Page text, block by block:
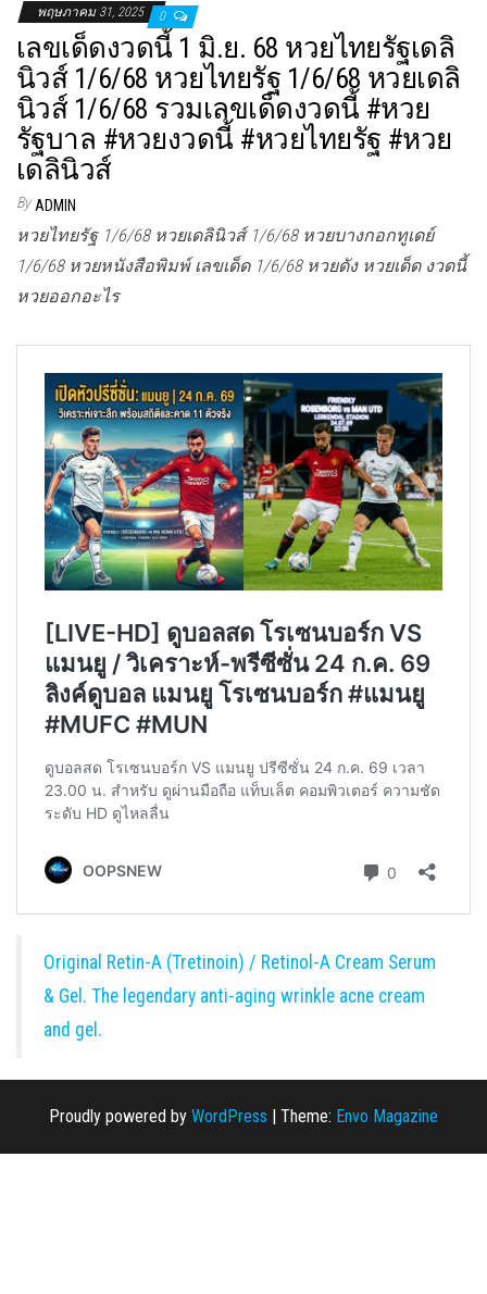
พฤษภาคม 31, 2025 0
เลขเด็ดงวดนี้ 1 มิ.ย. 68 หวยไทยรัฐเดลิ
นิวส์ 1/6/68 หวยไทยรัฐ 1/6/68 หวยเดลิ
นิวส์ 1/6/68 รวมเลขเด็ดงวดนี้ #หวย
รัฐบาล #หวยงวดนี้ #หวยไทยรัฐ #หวย
เดลินิวส์
By ADMIN
หวยไทยรัฐ 1/6/68 หวยเดลินิวส์ 1/6/68 หวยบางกอกทูเดย์
1/6/68 หวยหนังสือพิมพ์ เลขเด็ด 1/6/68 หวยดัง หวยเด็ด งวดนี้
หวยออกอะไร
Original Retin-A (Tretinoin) / Retinol-A Cream Serum
& Gel. The legendary anti-aging wrinkle acne cream
and gel.
Proudly powered by WordPress | Theme: Envo Magazine